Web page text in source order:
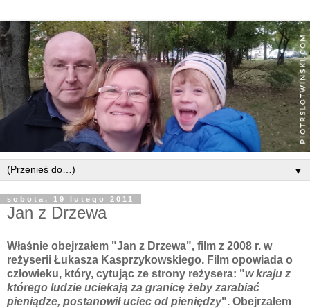
▼
sobota, 19 lutego 2011
Jan z Drzewa
Właśnie obejrzałem "Jan z Drzewa", film z 2008 r. w
reżyserii Łukasza Kasprzykowskiego. Film opowiada o
człowieku, który, cytując ze strony reżysera: "w kraju z
którego ludzie uciekają za granicę żeby zarabiać
pieniądze, postanowił uciec od pieniędzy". Obejrzałem